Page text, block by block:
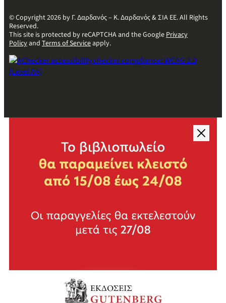
© Copyright 2026 by Γ. Δαρδανός – Κ. Δαρδανός & ΣΙΑ ΕΕ. All Rights
Reserved.
This site is protected by reCAPTCHA and the GooglePrivacy
Policyand Terms of Serviceapply.